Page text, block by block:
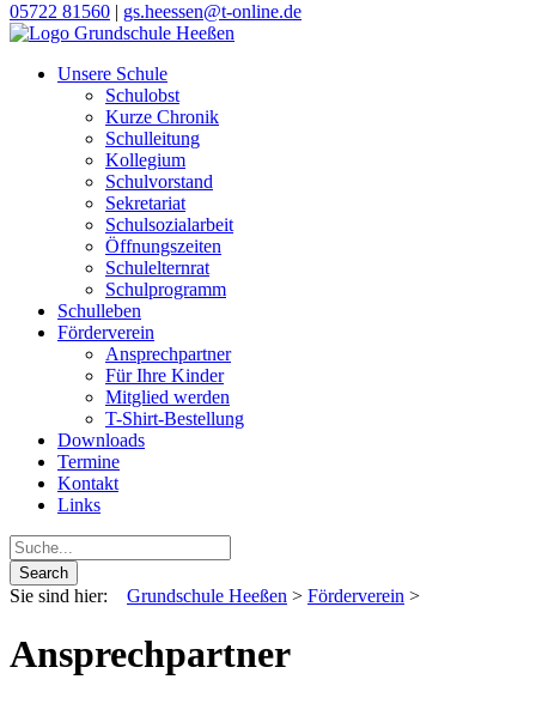
05722 81560 | gs.heessen@t-online.de
Unsere Schule
Schulobst
Kurze Chronik
Schulleitung
Kollegium
Schulvorstand
Sekretariat
Schulsozialarbeit
Öffnungszeiten
Schulelternrat
Schulprogramm
Schulleben
Förderverein
Ansprechpartner
Für Ihre Kinder
Mitglied werden
T-Shirt-Bestellung
Downloads
Termine
Kontakt
Links
Sie sind hier: Grundschule Heeßen > Förderverein >
Ansprechpartner